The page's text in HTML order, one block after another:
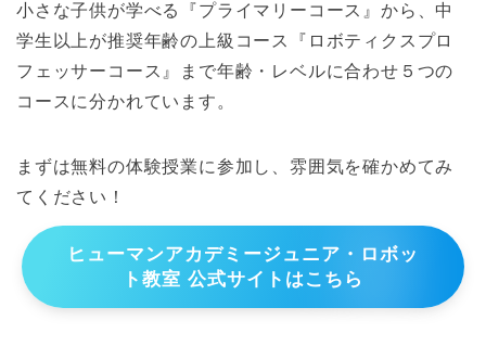
小さな子供が学べる『プライマリーコース』から、中
学生以上が推奨年齢の上級コース『ロボティクスプロ
フェッサーコース』まで年齢・レベルに合わせ５つの
コースに分かれています。
まずは無料の体験授業に参加し、雰囲気を確かめてみ
てください！
ヒューマンアカデミージュニア・ロボッ
ト教室 公式サイトはこちら